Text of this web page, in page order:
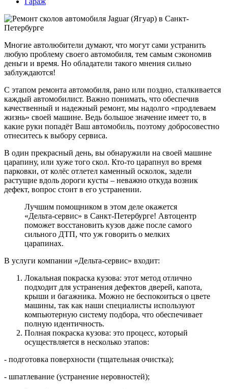
Многие автолюбители думают, что могут сами устранить
любую проблему своего автомобиля, тем самым сэкономив
деньги и время. Но обладатели такого мнения сильно
заблуждаются!
С этапом ремонта автомобиля, рано или поздно, сталкивается
каждый автомобилист. Важно понимать, что обеспечив
качественный и надежный ремонт, мы надолго «продлеваем
жизнь» своей машине. Ведь большое значение имеет то, в
какие руки попадёт Ваш автомобиль, поэтому добросовестно
отнеситесь к выбору сервиса.
В один прекрасный день, вы обнаружили на своей машине
царапину, или хуже того скол. Кто-то царапнул во время
парковки, от колёс отлетел каменный осколок, задели
растущие вдоль дороги кусты – неважно откуда возник
дефект, вопрос стоит в его устранении.
Лучшим помощником в этом деле окажется
«Дельта-сервис» в Санкт-Петербурге! Автоцентр
поможет восстановить кузов даже после самого
сильного ДТП, что уж говорить о мелких
царапинах.
В услуги компании «Дельта-сервис» входит:
Локальная покраска кузова: этот метод отлично
подходит для устранения дефектов дверей, капота,
крыши и багажника. Можно не беспокоиться о цвете
машины, так как наши специалисты используют
компьютерную систему подбора, что обеспечивает
полную идентичность.
Полная покраска кузова: это процесс, который
осуществляется в несколько этапов:
- подготовка поверхности (тщательная очистка);
- шпатлевание (устранение неровностей);